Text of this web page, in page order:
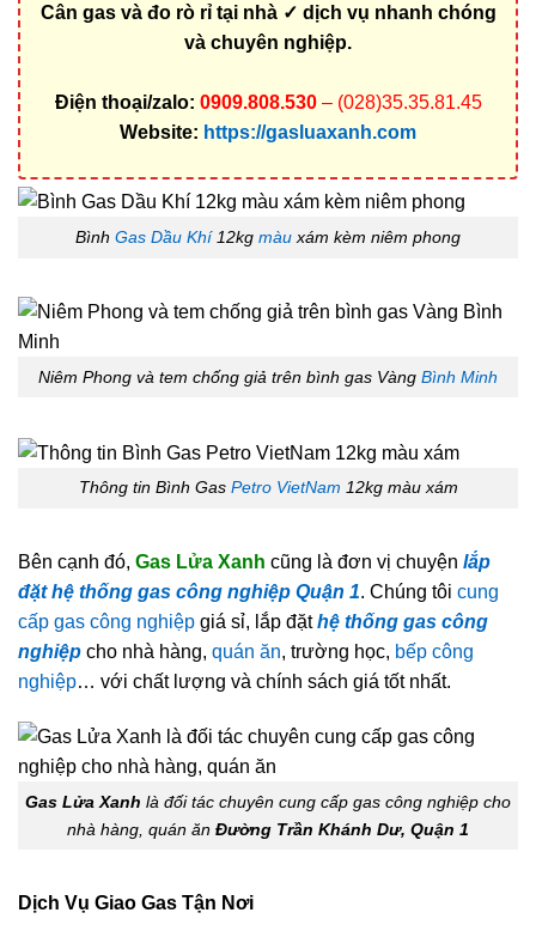
Cân gas và đo rò rỉ tại nhà ✓ dịch vụ nhanh chóng
và chuyên nghiệp.
Điện thoại/zalo: 0909.808.530– (028)35.35.81.45
Website: https://gasluaxanh.com
Bình Gas Dầu Khí12kg màu xám kèm niêm phong
Niêm Phong và tem chống giả trên bình gas Vàng Bình Minh
Thông tin Bình Gas Petro VietNam 12kg màu xám
Bên cạnh đó, Gas Lửa Xanh cũng là đơn vị chuyện lắp
đặt hệ thống gas công nghiệp Quận 1. Chúng tôi cung
cấp gas công nghiệp giá sỉ, lắp đặthệ thống gas công
nghiệp cho nhà hàng, quán ăn, trường học, bếp công
nghiệp… với chất lượng và chính sách giá tốt nhất.
Gas Lửa Xanh là đối tác chuyên cung cấp gas công nghiệp cho
nhà hàng, quán ăn Đường Trần Khánh Dư, Quận 1
Dịch Vụ Giao Gas Tận Nơi